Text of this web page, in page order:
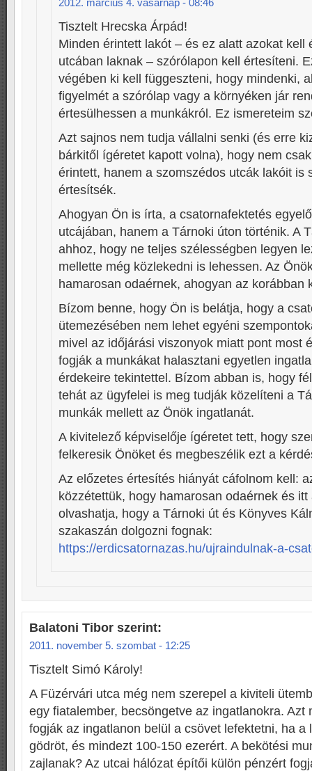
2012. március 4. vasárnap - 08:46
Tisztelt Hrecska Árpád!
Minden érintett lakót – és ez alatt azokat kell
utcában laknak – szórólapon kell értesíteni.
végében ki kell függeszteni, hogy mindenki,
figyelmét a szórólap vagy a környéken jár
értesülhessen a munkákról. Ez ismereteim
Azt sajnos nem tudja vállalni senki (és erre
bárkitől ígéretet kapott volna), hogy nem
érintett, hanem a szomszédos utcák lakóit is
értesítsék.
Ahogyan Ön is írta, a csatornafektetés
utcájában, hanem a Tárnoki úton történik. A
ahhoz, hogy ne teljes szélességben legyen
mellette még közlekedni is lehessen. Az
hamarosan odaérnek, ahogyan az korábban
Bízom benne, hogy Ön is belátja, hogy a
ütemezésében nem lehet egyéni
mivel az időjárási viszonyok miatt pont most
fogják a munkákat halasztani egyetlen
érdekeire tekintettel. Bízom abban is, hogy
tehát az ügyfelei is meg tudják közelíteni a
munkák mellett az Önök ingatlanát.
A kivitelező képviselője ígéretet tett, hogy
felkeresik Önöket és megbeszélik ezt a
Az előzetes értesítés hiányát cáfolnom kell:
közzétettük, hogy hamarosan odaérnek és
olvashatja, hogy a Tárnoki út és Könyves
szakaszán dolgozni fognak:
https://erdicsatornazas.hu/ujraindulnak-a-
Balatoni Tibor szerint:
2011. november 5. szombat - 12:25
Tisztelt Simó Károly!
A Füzérvári utca még nem szerepel a kiviteli
egy fiatalember, becsöngetve az ingatlanokra. Azt
fogják az ingatlanon belül a csövet lefektetni, ha a
gödröt, és mindezt 100-150 ezerért. A bekötési
zajlanak? Az utcai hálózat építői külön pénzért